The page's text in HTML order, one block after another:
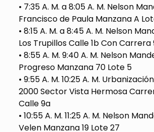
• 7:35 A. M. a 8:05 A. M. Nelson
Francisco de Paula Manzana A
• 8:15 A. M. a 8:45 A. M. Nelson
Los Trupillos Calle 1b Con Carrera
• 8:55 A. M. 9:40 A. M. Nelson
Progreso Manzana 70 Lote 5
• 9:55 A. M. 10:25 A. M.
2000 Sector Vista Hermosa
Calle 9a
• 10:55 A. M. 11:25 A. M. Nelson
Velen Manzana 19 Lote 27